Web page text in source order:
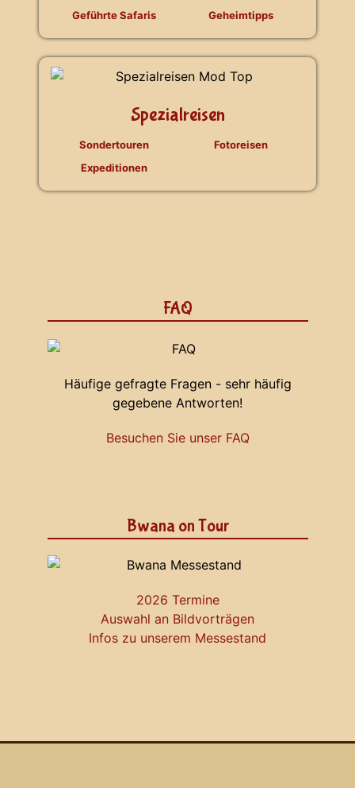
Geführte Safaris
Geheimtipps
Spezialreisen
Sondertouren
Expeditionen
Fotoreisen
FAQ
Häufige gefragte Fragen - sehr häufig
gegebene Antworten!
Besuchen Sie unser FAQ
Bwana on Tour
2026 Termine
Auswahl an Bildvorträgen
Infos zu unserem Messestand